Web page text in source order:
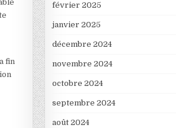
fin
février 2025
janvier 2025
décembre 2024
novembre 2024
octobre 2024
septembre 2024
août 2024